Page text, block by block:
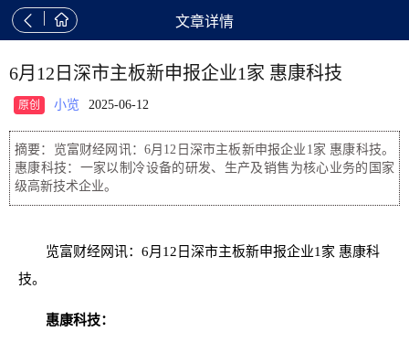
  文章详情
6月12日深市主板新申报企业1家 惠康科技
原创 小览 2025-06-12
摘要：览富财经网讯：6月12日深市主板新申报企业1家 惠康科技。
惠康科技：一家以制冷设备的研发、生产及销售为核心业务的国家
级高新技术企业。
览富财经网讯：6月12日深市主板新申报企业1家 惠康科
技。
惠康科技：